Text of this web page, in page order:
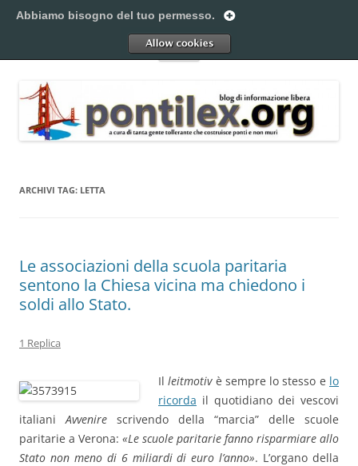
al
Pontilex
Menu
ARCHIVI TAG: LETTA
Le associazioni della scuola paritaria
sentono la Chiesa vicina ma chiedono i
soldi allo Stato.
1 Replica
Illeitmotivè sempre lo stesso e lo
ricorda il quotidiano dei vescovi
italianiAvvenire scrivendo della “marcia” delle scuole
paritarie a Verona: «Le scuole paritarie fanno risparmiare allo
Stato non meno di 6 miliardi di euro l’anno». L’organo della
Abbiamo bisogno del tuo permesso.